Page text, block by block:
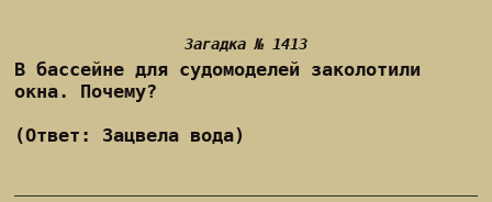
Загадка № 1413
В бассейне для судомоделей заколотили
окна. Почему?
(Ответ: Зацвела вода)